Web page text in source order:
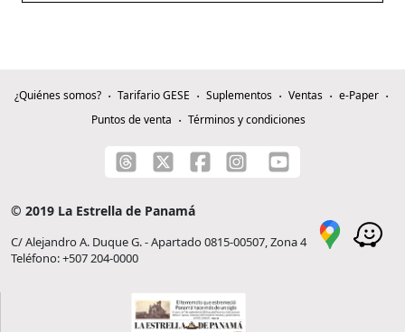
¿Quiénes somos? Tarifario GESE Suplementos Ventas
e-Paper
Puntos de venta
Términos y condiciones
© 2019 La Estrella de Panamá
C/ Alejandro A. Duque G. - Apartado 0815-00507, Zona 4
Teléfono: +507 204-0000